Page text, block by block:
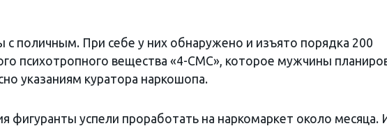
поличным. При себе у них обнаружено и изъято порядка 200
психотропного вещества «4-СМС», которое мужчины
указаниям куратора наркошопа.
фигуранты успели проработать на наркомаркет около месяца.